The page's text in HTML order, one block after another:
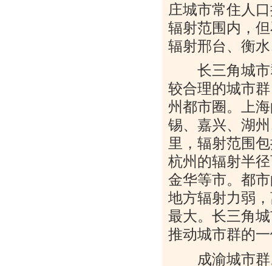
庄城市常住人
辐射范围内，
辐射邢台、衡
长三角城市
较合理的城市
州都市圈。上
锡、嘉兴、湖
里，辐射范围
杭州的辐射半
金华等市。都
地方辐射力弱
最大。长三角
推动城市群的
成渝城市群